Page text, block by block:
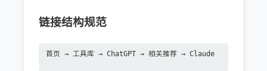
链接结构规范
首页 → 工具库 → ChatGPT → 相关推荐 → Claude